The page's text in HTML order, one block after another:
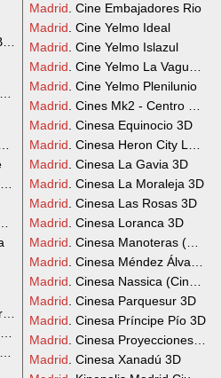
Alicante
2 Alicante
San Juan
Roquetas de Mar
Madrid . Cine Embajadores Rio
Madrid . Cine Yelmo Ideal
Madrid . Cine Yelmo Islazul
Madrid . Cine Yelmo La Vaguada
Madrid . Cine Yelmo Plenilunio
Madrid . Cines Mk2 - Centro
Madrid . Cinesa Equinocio 3D
Madrid . Cinesa Heron City Las
Madrid . Cinesa La Gavia 3D
Madrid . Cinesa La Moraleja 3D
Madrid . Cinesa Las Rosas 3D
Madrid . Cinesa Loranca 3D
Madrid . Cinesa Manoteras (Cine
Madrid . Cinesa Méndez Álvaro
Madrid . Cinesa Nassica (Ciné
Madrid . Cinesa Parquesur 3D
Madrid . Cinesa Príncipe Pío 3D
Madrid . Cinesa Proyecciones 3D
Madrid . Cinesa Xanadú 3D